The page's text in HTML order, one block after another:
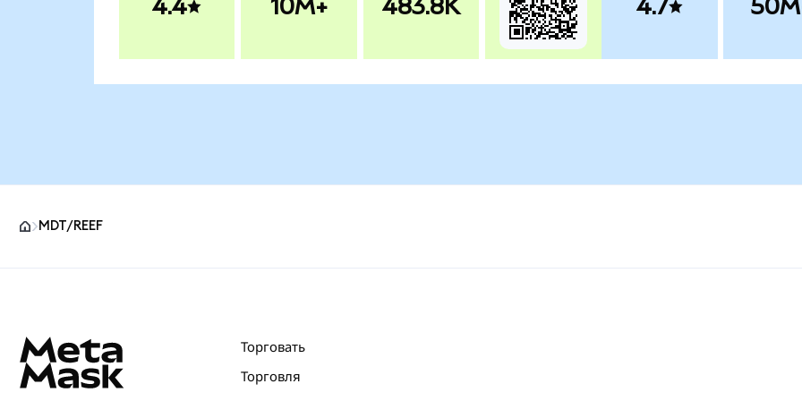
4.4 10M+ 483.8K 4.7
MDT/REEF
Торговать
Торговля